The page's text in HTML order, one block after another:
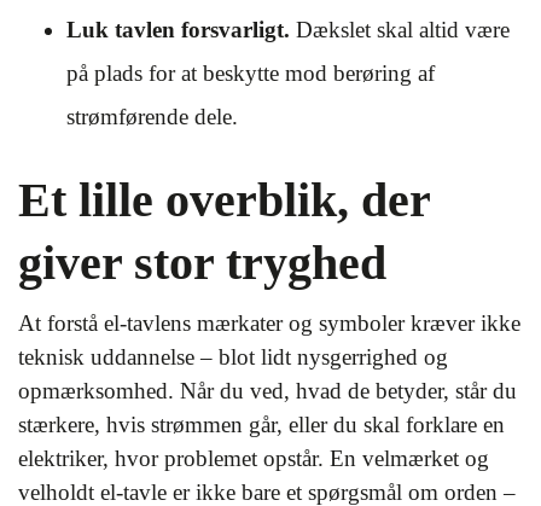
Luk tavlen forsvarligt. Dækslet skal altid være
på plads for at beskytte mod berøring af
strømførende dele.
Et lille overblik, der
giver stor tryghed
At forstå el-tavlens mærkater og symboler kræver ikke
teknisk uddannelse – blot lidt nysgerrighed og
opmærksomhed. Når du ved, hvad de betyder, står du
stærkere, hvis strømmen går, eller du skal forklare en
elektriker, hvor problemet opstår. En velmærket og
velholdt el-tavle er ikke bare et spørgsmål om orden –